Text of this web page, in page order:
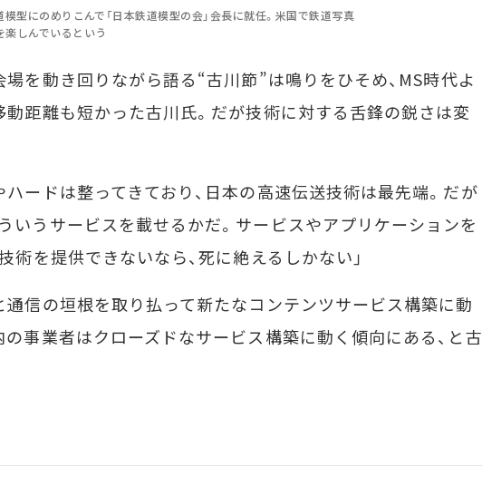
型にのめりこんで「日本鉄道模型の会」会長に就任。米国で鉄道写真
しんでいるという
を動き回りながら語る“古川節”は鳴りをひそめ、MS時代よ
動距離も短かった古川氏。だが技術に対する舌鋒の鋭さは変
ードは整ってきており、日本の高速伝送技術は最先端。だが
いうサービスを載せるかだ。サービスやアプリケーションを
術を提供できないなら、死に絶えるしかない」
信の垣根を取り払って新たなコンテンツサービス構築に動
の事業者はクローズドなサービス構築に動く傾向にある、と古